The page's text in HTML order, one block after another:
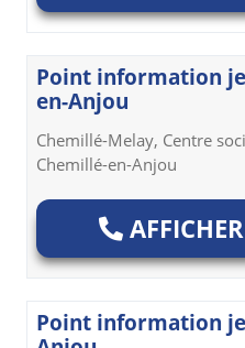
Point information
en-Anjou
Chemillé-Melay, Centre
Chemillé-en-Anjou
Point information